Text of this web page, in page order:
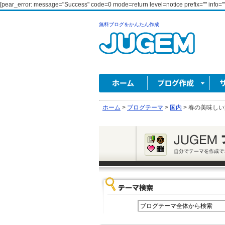
[pear_error: message="Success" code=0 mode=return level=notice prefix=""
無料ブログをかんたん作成
ホーム > ブログテーマ > 国内 > 春の美味し